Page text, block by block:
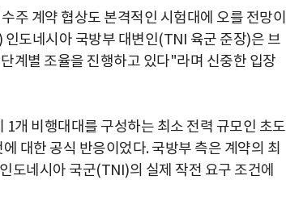
주 계약 협상도 본격적인 시험대에 오를 전망이
도네시아 국방부 대변인(TNI 육군 준장)은 브
계별 조율을 진행하고 있다"라며 신중한 입장
개 비행대대를 구성하는 최소 전력 규모인 초도
대한 공식 반응이었다. 국방부 측은 계약의 최
도네시아 국군(TNI)의 실제 작전 요구 조건에